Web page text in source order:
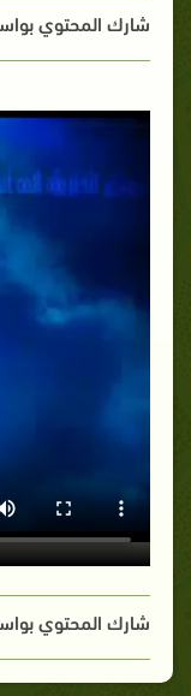
شارك المحتوي
شارك المحتوي